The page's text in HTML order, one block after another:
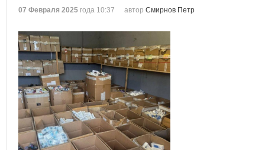
07 Февраля 2025 года 10:37 автор Смирнов Петр